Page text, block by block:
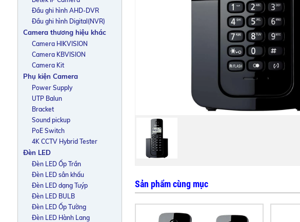
Sản phẩm cùng mục
Đầu ghi hình AHD-DVR
Đầu ghi hình Digital(NVR)
Camera thương hiệu khác
Camera HIKVISION
Camera KBVISION
Camera Kit
Phụ kiện Camera
Power Supply
UTP Balun
Bracket
Sound pickup
PoE Switch
4K CCTV Hybrid Tester
Đèn LED
Đèn LED Ốp Trần
Đèn LED sân khấu
Đèn LED dạng Tuýp
Đèn LED BULB
Đèn LED Ốp Tường
Đèn LED Hành Lang